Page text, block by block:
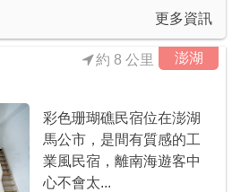
更多資訊
澎湖
約 8 公里
彩色珊瑚礁民宿位在澎湖
馬公市，是間有質感的工
業風民宿，離南海遊客中
心不會太...